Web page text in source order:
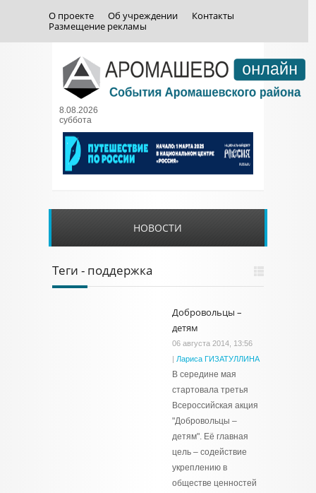
О проекте Об учреждении
Контакты
Размещение рекламы
8.08.2026
суббота
НОВОСТИ
Теги - поддержка
Добровольцы –
детям
06 августа 2014, 13:56
| Лариса ГИЗАТУЛЛИНА
В середине мая
стартовала третья
Всероссийская акция
"Добровольцы –
детям". Её главная
цель – содействие
укреплению в
обществе ценностей